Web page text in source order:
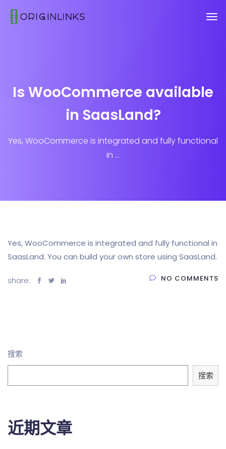
Is WooCommerce available
in SaasLand?
Yes, WooCommerce is integrated and fully functional
in ...
Yes, WooCommerce is integrated and fully functional in
SaasLand. You can build your own store using SaasLand.
share: NO COMMENTS
搜索
搜索
近期文章